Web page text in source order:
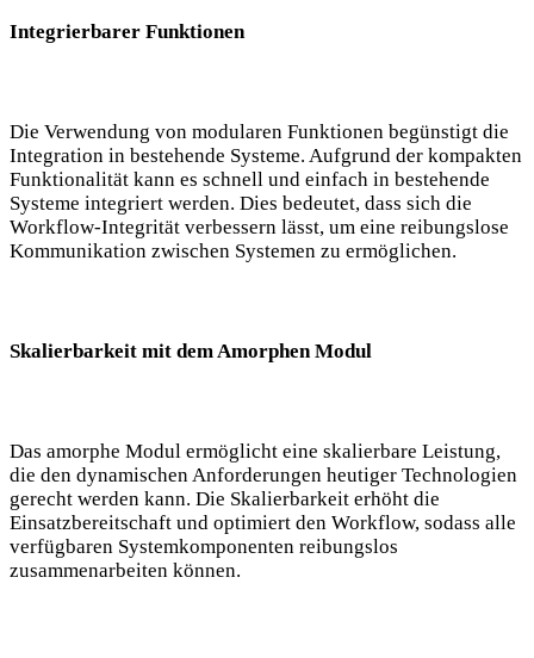
Integrierbarer Funktionen
Die Verwendung von modularen Funktionen begünstigt die
Integration in bestehende Systeme. Aufgrund der kompakten
Funktionalität kann es schnell und einfach in bestehende
Systeme integriert werden. Dies bedeutet, dass sich die
Workflow-Integrität verbessern lässt, um eine reibungslose
Kommunikation zwischen Systemen zu ermöglichen.
Skalierbarkeit mit dem Amorphen Modul
Das amorphe Modul ermöglicht eine skalierbare Leistung,
die den dynamischen Anforderungen heutiger Technologien
gerecht werden kann. Die Skalierbarkeit erhöht die
Einsatzbereitschaft und optimiert den Workflow, sodass alle
verfügbaren Systemkomponenten reibungslos
zusammenarbeiten können.